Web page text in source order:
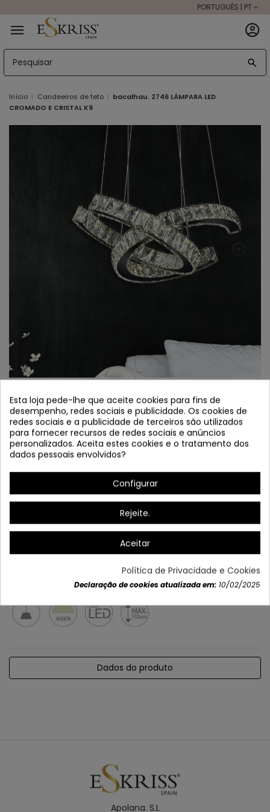
PORTUGUÊS | PT
Início Candeeiros de teto
bacalhau. 2746 LÁMPARA LED
CROMADO E CRISTAL K9
bacalhau. 2746 LÁMPARA LED CROMADO E
CRISTAL K9
Referência 2746
Em estoque
Lâmpada LED de aço cromado e cristal k9.
Dados do produto
Apolana. S.L
Esta loja pede-lhe que aceite cookies para fins de
desempenho, redes sociais e publicidade. Os cookies de
redes sociais e a publicidade de terceiros são utilizados
para fornecer recursos de redes sociais e anúncios
personalizados. Aceita estes cookies e o tratamento dos
dados pessoais envolvidos?
Configurar
Rejeite.
Aceitar
Política de Privacidade e Cookies
Declaração de cookies atualizada em: 10/02/2025